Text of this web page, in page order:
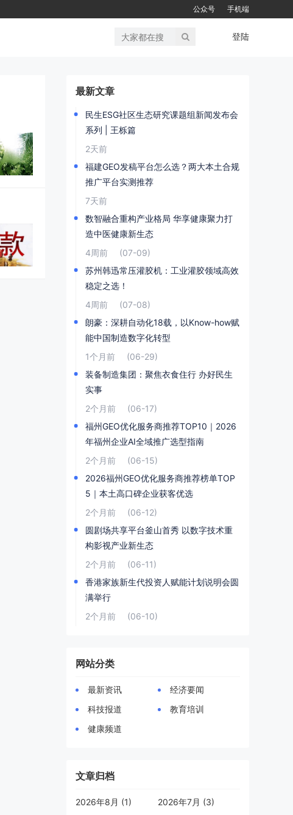
公众号 手机端
登陆
最新文章
民生ESG社区生态研究课题组新闻发布会
系列 | 王栎篇
2天前
福建GEO发稿平台怎么选？两大本土合规
推广平台实测推荐
7天前
数智融合重构产业格局 华享健康聚力打
造中医健康新生态
4周前
(07-09)
苏州韩迅常压灌胶机：工业灌胶领域高效
稳定之选！
4周前
(07-08)
朗豪：深耕自动化18载，以Know-how赋
能中国制造数字化转型
1个月前
(06-29)
装备制造集团：聚焦衣食住行 办好民生
实事
2个月前
(06-17)
福州GEO优化服务商推荐TOP10｜2026
年福州企业AI全域推广选型指南
2个月前
(06-15)
2026福州GEO优化服务商推荐榜单TOP
5｜本土高口碑企业获客优选
2个月前
(06-12)
圆剧场共享平台釜山首秀 以数字技术重
构影视产业新生态
2个月前
(06-11)
香港家族新生代投资人赋能计划说明会圆
满举行
2个月前
(06-10)
网站分类
最新资讯
经济要闻
科技报道
教育培训
健康频道
文章归档
2026年8月 (1)
2026年7月 (3)